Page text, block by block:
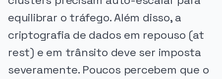
equilibrar o tráfego. Além disso, a
criptografia de dados em repouso (at
rest) e em trânsito deve ser imposta
severamente. Poucos percebem que o